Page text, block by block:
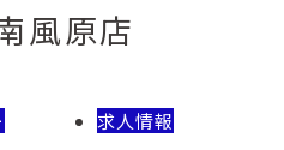
風原店
求人情報